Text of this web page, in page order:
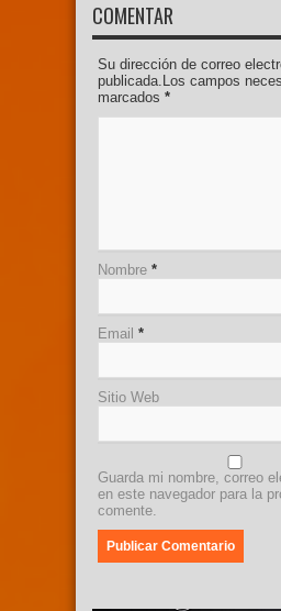
COMENTAR
Su dirección de correo
publicada.Los campos
marcados *
Nombre *
Email *
Sitio Web
Guarda mi nombre, correo
en este navegador para la
comente.